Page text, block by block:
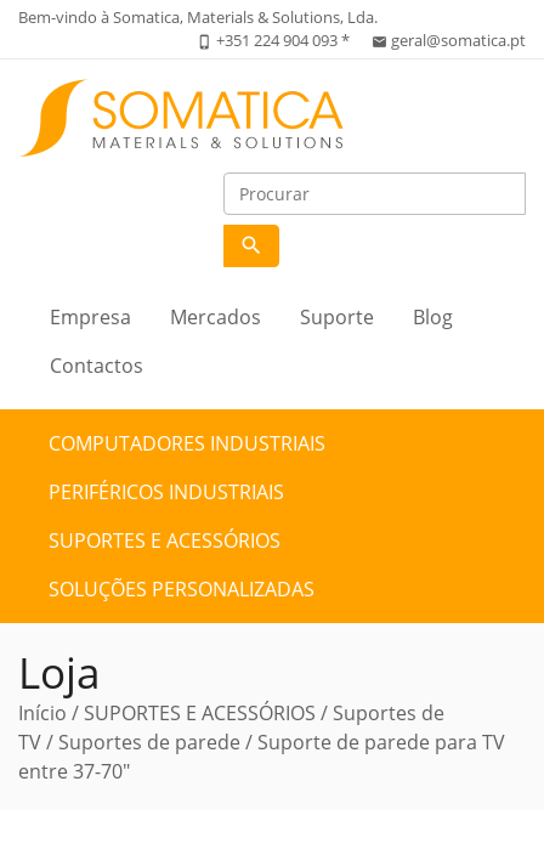
Bem-vindo à Somatica, Materials & Solutions, Lda.
phone_iphone +351 224 904 093 * email geral@somatica.pt
search
Empresa Mercados Suporte
Blog
Contactos
COMPUTADORES INDUSTRIAIS
PERIFÉRICOS INDUSTRIAIS
SUPORTES E ACESSÓRIOS
SOLUÇÕES PERSONALIZADAS
Loja
Início / SUPORTES E ACESSÓRIOS / Suportes de
TV/ Suportes de parede / Suporte de parede para TV
entre 37-70″